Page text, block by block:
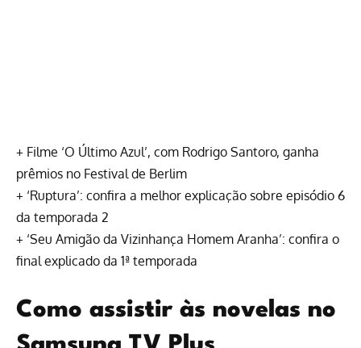
+ Filme ‘O Último Azul’, com Rodrigo Santoro, ganha
prêmios no Festival de Berlim
+ ‘Ruptura’: confira a melhor explicação sobre episódio 6
da temporada 2
+ ‘Seu Amigão da Vizinhança Homem Aranha’: confira o
final explicado da 1ª temporada
Como assistir às novelas no